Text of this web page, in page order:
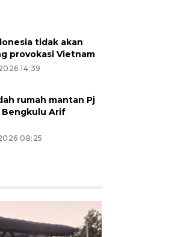
tidak akan
provokasi Vietnam
14:39
rumah mantan Pj
Bengkulu Arif
08:25